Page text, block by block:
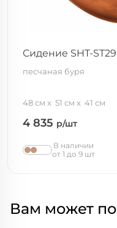
Сидение SHT-
песчаная буря
48 см 51 см 41 см
4 835 р/шт
В наличии
от 1 до 9 шт
Вам может